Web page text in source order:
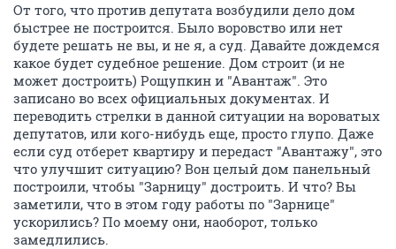
От того, что против депутата возбудили дело дом
быстрее не построится. Было воровство или нет
будете решать не вы, и не я, а суд. Давайте дождемся
какое будет судебное решение. Дом строит (и не
может достроить) Рощупкин и "Авантаж". Это
записано во всех официальных документах. И
переводить стрелки в данной ситуации на вороватых
депутатов, или кого-нибудь еще, просто глупо. Даже
если суд отберет квартиру и передаст "Авантажу", это
что улучшит ситуацию? Вон целый дом панельный
построили, чтобы "Зарницу" достроить. И что? Вы
заметили, что в этом году работы по "Зарнице"
ускорились? По моему они, наоборот, только
замедлились.